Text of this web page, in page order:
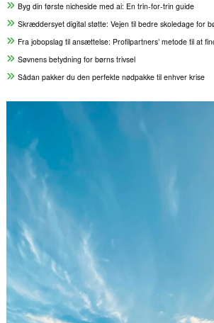
Byg din første nicheside med ai: En trin-for-trin guide
Skræddersyet digital støtte: Vejen til bedre skoledage for
Fra jobopslag til ansættelse: Profilpartners’ metode til at
Søvnens betydning for børns trivsel
Sådan pakker du den perfekte nødpakke til enhver krise